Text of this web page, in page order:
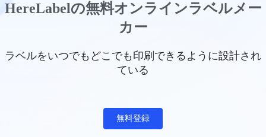
HereLabelの無料オンラインラベルメー
カー
ラベルをいつでもどこでも印刷できるように設計され
ている
無料登録